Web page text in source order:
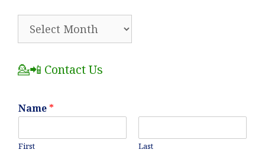
💁📲 Contact Us
Name *
First Last